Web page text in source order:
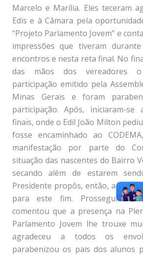
Marcelo e Marília. Eles teceram
Edis e à Câmara pela
“Projeto Parlamento Jovem” e
impressões que tiveram
encontros e nesta reta final. No
das mãos dos vereadores
participação emitido pela
Minas Gerais e foram
participação. Após, iniciaram-se
finais, onde o Edil João Milton
fosse encaminhado ao
manifestação por parte do
situação das nascentes do Bairro
secando além de estarem
Presidente propôs, então, a
para este fim. Prosseguindo,
comentou que a presença na
Parlamento Jovem lhe trouxe
agradeceu a todos os
parabenizou os pais dos alunos